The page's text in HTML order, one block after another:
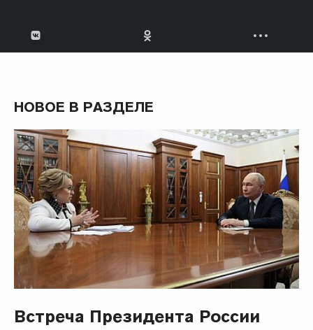
НОВОЕ В РАЗДЕЛЕ
Встреча Президента России